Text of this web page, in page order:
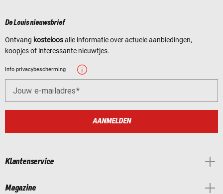
De Louis nieuwsbrief
Ontvang kosteloosalle informatie over actuele aanbiedingen,
koopjes of interessante nieuwtjes.
Info privacybescherming
Jouw e-mailadres
AANMELDEN
Klantenservice
Magazine